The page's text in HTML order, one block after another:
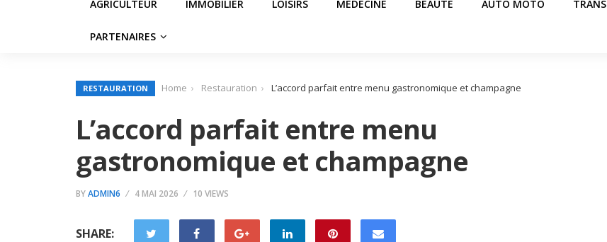
AGRICULTEUR IMMOBILIER LOISIRS MÉDECINE BEAUTÉ AUTO MOTO
PARTENAIRES
RESTAURATION Home Restauration L’accord parfait entre menu gastronomique et champagne
L’accord parfait entre menu
gastronomique et champagne
BYADMIN6 4 MAI 2026 10 VIEWS
SHARE: